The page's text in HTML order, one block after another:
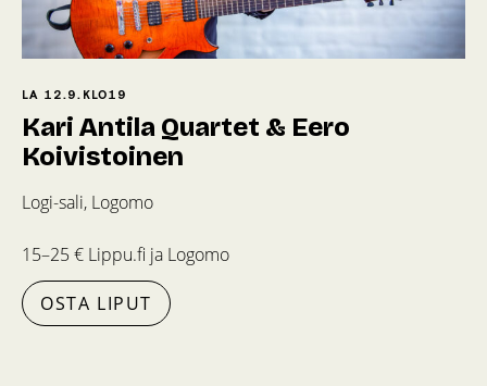
LA 12.9. KLO19
Kari Antila Quartet & Eero
Koivistoinen
Logi-sali, Logomo
15–25 € Lippu.fi ja Logomo
OSTA LIPUT